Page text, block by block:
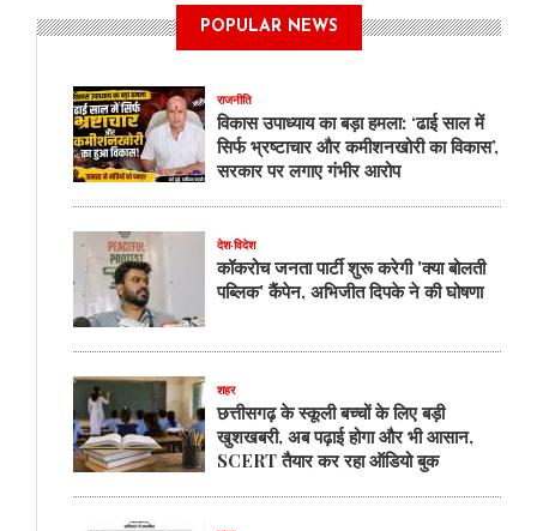
होने
पर
शिविर:
500
से
अधिक
की
जांच,
157
रक्तदान
POPULAR NEWS
राजनीति
विकास उपाध्याय का बड़ा हमला: ‘ढाई साल में
सिर्फ भ्रष्टाचार और कमीशनखोरी का विकास’,
सरकार पर लगाए गंभीर आरोप
देश-विदेश
कॉकरोच जनता पार्टी शुरू करेगी 'क्या बोलती
पब्लिक' कैंपेन, अभिजीत दिपके ने की घोषणा
शहर
छत्तीसगढ़ के स्कूली बच्चों के लिए बड़ी
खुशखबरी, अब पढ़ाई होगा और भी आसान,
SCERT तैयार कर रहा ऑडियो बुक